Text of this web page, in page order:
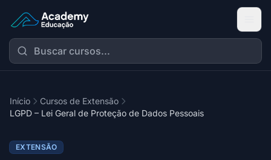
Academy Extensão
Início
Cursos de Extensão
LGPD – Lei Geral de Proteção de Dados Pessoais
EXTENSÃO